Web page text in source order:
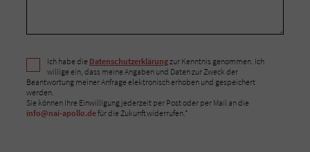
Ich habe die Datenschutzerklärungzur Kenntnis genommen. Ich
willige ein, dass meine Angaben und Daten zur Zweck der
Beantwortung meiner Anfrage elektronisch erhoben und gespeichert
werden.
Sie können Ihre Einwilligung jederzeit per Post oder per Mail an die
info@nai-apollo.defür die Zukunft widerrufen.*